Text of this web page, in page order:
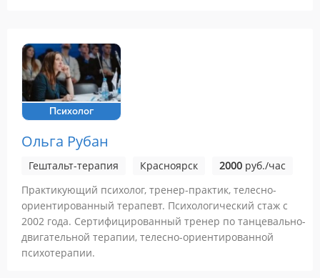
Психолог
Ольга Рубан
Гештальт-терапия Красноярск 2000 руб./час
Практикующий психолог, тренер-практик, телесно-
ориентированный терапевт. Психологический стаж с
2002 года. Сертифицированный тренер по танцевально-
двигательной терапии, телесно-ориентированной
психотерапии.